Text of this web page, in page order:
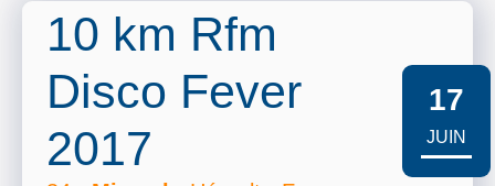
INSCRIPTIONS
RÉSULTATS
10 km Rfm
Disco Fever
2017
17
JUIN